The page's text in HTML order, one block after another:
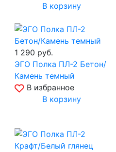
В корзину
1 290 руб.
ЭГО Полка ПЛ-2 Бетон/
Камень темный
В избранное
В корзину